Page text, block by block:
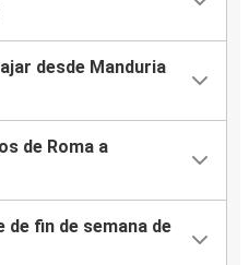
desde Manduria
de Roma a
de fin de semana de